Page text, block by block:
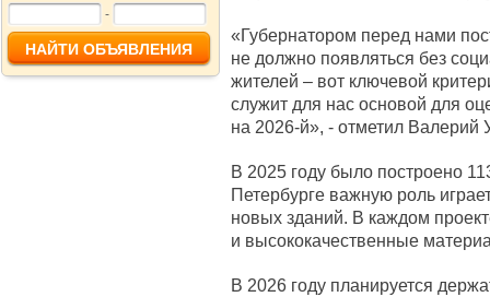
-
«Губернатором перед нами
не должно появляться без
жителей – вот ключевой
служит для нас основой для
на 2026-й», - отметил Валерий
В 2025 году было построено
Петербурге важную роль
новых зданий. В каждом
и высококачественные
В 2026 году планируется